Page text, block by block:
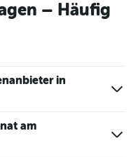
– Häufig
in
am